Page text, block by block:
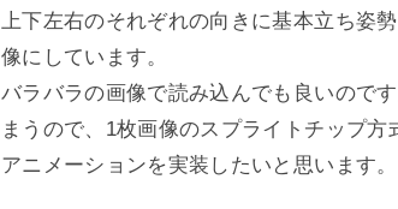
上下左右のそれぞれの向きに基本立ち姿
像にしています。
バラバラの画像で読み込んでも良いので
まうので、1枚画像のスプライトチップ方
アニメーションを実装したいと思います。